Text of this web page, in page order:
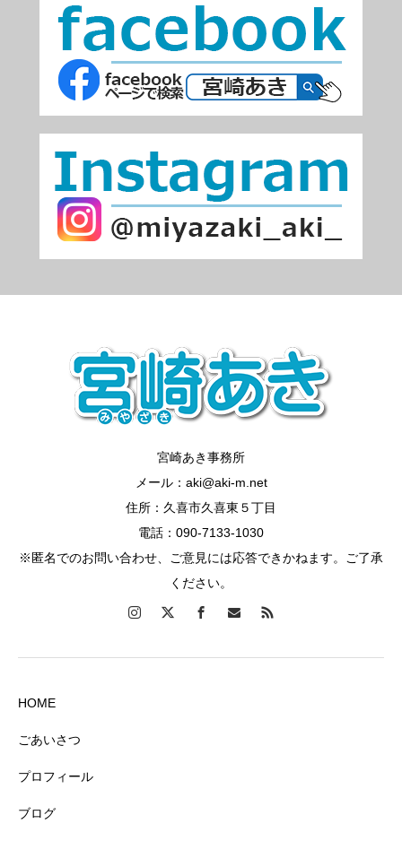
宮崎あき事務所
メール：aki@aki-m.net
住所：久喜市久喜東５丁目
電話：090-7133-1030
※匿名でのお問い合わせ、ご意見には応答できかねます。ご了承
ください。
HOME
ごあいさつ
プロフィール
ブログ